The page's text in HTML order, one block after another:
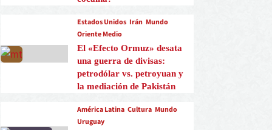
Estados Unidos Irán Mundo
Oriente Medio
El «Efecto Ormuz» desata
una guerra de divisas:
petrodólar vs. petroyuan y
la mediación de Pakistán
América Latina Cultura Mundo
Uruguay